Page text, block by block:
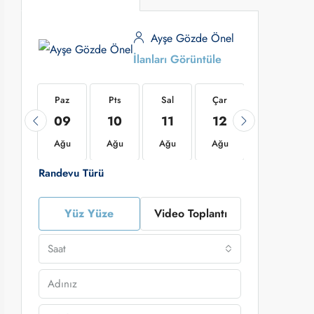
Ayşe Gözde Önel
İlanları Görüntüle
Paz
09
Ağu
Pts
10
Ağu
Sal
11
Ağu
Çar
12
Ağu
Randevu Türü
Yüz Yüze Video Toplantı
Saat